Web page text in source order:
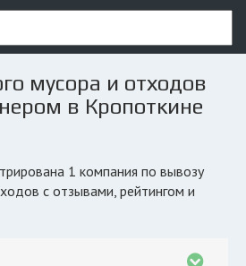
мусора и отходов
в Кропоткине
с отзывами, рейтингом и